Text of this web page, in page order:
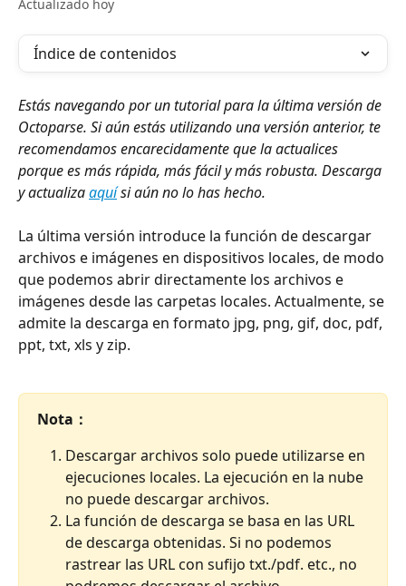
Actualizado hoy
Índice de contenidos
Estás navegando por un tutorial para la última versión de
Octoparse. Si aún estás utilizando una versión anterior, te
recomendamos encarecidamente que la actualices
porque es más rápida, más fácil y más robusta. Descarga
y actualiza aquí si aún no lo has hecho.
La última versión introduce la función de descargar
archivos e imágenes en dispositivos locales, de modo
que podemos abrir directamente los archivos e
imágenes desde las carpetas locales. Actualmente, se
admite la descarga en formato jpg, png, gif, doc, pdf,
ppt, txt, xls y zip.
Nota：
Descargar archivos solo puede utilizarse en
ejecuciones locales. La ejecución en la nube
no puede descargar archivos.
La función de descarga se basa en las URL
de descarga obtenidas. Si no podemos
rastrear las URL con sufijo txt./pdf. etc., no